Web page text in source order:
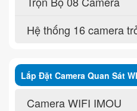
Hệ thống 16 camera
Lắp Đặt Camera Quan Sát
Camera WIFI IMOU